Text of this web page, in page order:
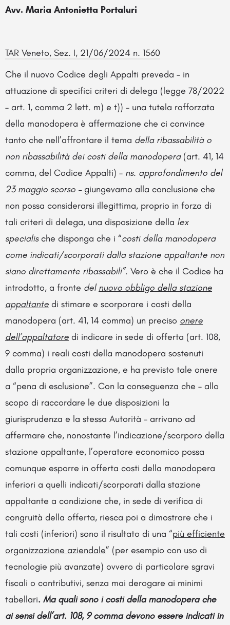
Avv. Maria Antonietta Portaluri
TAR Veneto, Sez. I, 21/06/2024 n. 1560
Che il nuovo Codice degli Appalti preveda – in
attuazione di specifici criteri di delega (legge 78/2022
– art. 1, comma 2 lett. m) e t)) – una tutela rafforzata
della manodopera è affermazione che ci convince
tanto che nell’affrontare il tema della ribassabilità o
non ribassabilità dei costi della manodopera(art. 41, 14
comma, del Codice Appalti) – ns. approfondimento del
23 maggio scorso – giungevamo alla conclusione che
non possa considerarsi illegittima, proprio in forza di
tali criteri di delega, una disposizione della lex
specialische disponga che i “costi della manodopera
come indicati/scorporati dalla stazione appaltante non
siano direttamente ribassabili”. Vero è che il Codice ha
introdotto, a fronte delnuovo obbligo della stazione
appaltante di stimare e scorporare i costi della
manodopera (art. 41, 14 comma) un preciso onere
dell’appaltatore di indicare in sede di offerta (art. 108,
9 comma) i reali costi della manodopera sostenuti
dalla propria organizzazione, e ha previsto tale onere
a “pena di esclusione”. Con la conseguenza che – allo
scopo di raccordare le due disposizioni la
giurisprudenza e la stessa Autorità – arrivano ad
affermare che, nonostante l’indicazione/scorporo della
stazione appaltante, l’operatore economico possa
comunque esporre in offerta costi della manodopera
inferiori a quelli indicati/scorporati dalla stazione
appaltante a condizione che, in sede di verifica di
congruità della offerta, riesca poi a dimostrare che i
tali costi (inferiori) sono il risultato di una “più efficiente
organizzazione aziendale” (per esempio con uso di
tecnologie più avanzate) ovvero di particolare sgravi
fiscali o contributivi, senza mai derogare ai minimi
tabellari. Ma quali sono i costi della manodopera che
ai sensi dell’art. 108, 9 comma devono essere indicati in